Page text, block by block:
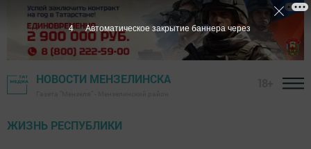
НОВОСТИ МЕНЗЕЛИНСКА
ЖИЗНЬ РЕСПУБЛИКИ
3 Автоматическое закрытие баннера через